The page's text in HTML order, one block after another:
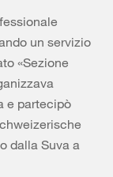
un servizio
«Sezione
e partecipò
dalla Suva a